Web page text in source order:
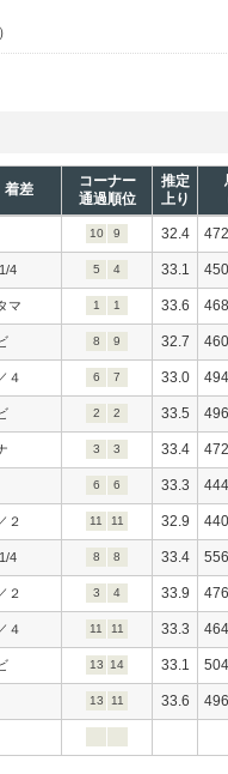
着差
コーナー
通過順位
推定
上り
10 9 32.4 472
4 5 4 33.1 450
マ 1 1 33.6 468
8 9 32.7 460
４ 6 7 33.0 494
2 2 33.5 496
3 3 33.4 472
6 6 33.3 444
２ 11 11 32.9 440
4 8 8 33.4 556
２ 3 4 33.9 476
４ 11 11 33.3 464
13 14 33.1 504
13 11 33.6 496